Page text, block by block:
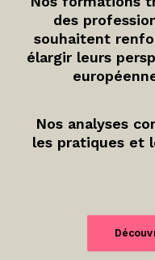
des
souhaitent
élargir leurs
Nos analyses
les pratiques et